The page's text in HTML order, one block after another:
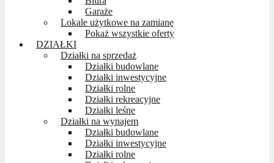
Garaże
Lokale użytkowe na zamianę
Pokaż wszystkie oferty
DZIAŁKI
Działki na sprzedaż
Działki budowlane
Działki inwestycyjne
Działki rolne
Działki rekreacyjne
Działki leśne
Działki na wynajem
Działki budowlane
Działki inwestycyjne
Działki rolne